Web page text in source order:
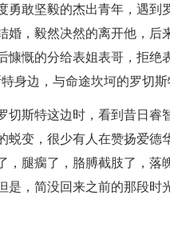
勇敢坚毅的杰出青年，遇到
婚，毅然决然的离开他，后
慷慨的分给表姐表哥，拒绝
身边，与命途坎坷的罗切斯
切斯特这边时，看到昔日睿
蜕变，很少有人在赞扬爱德
，腿瘸了，胳膊截肢了，落
是，简没回来之前的那段时